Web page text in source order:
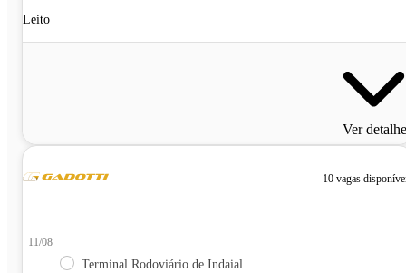
Leito
Ver
10 vagas
11/08
Terminal Rodoviário de Indaial